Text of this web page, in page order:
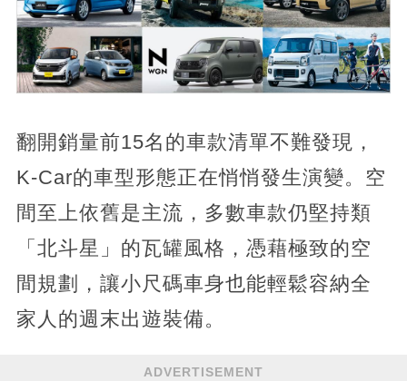
翻開銷量前15名的車款清單不難發現，
K-Car的車型形態正在悄悄發生演變。空
間至上依舊是主流，多數車款仍堅持類
「北斗星」的瓦罐風格，憑藉極致的空
間規劃，讓小尺碼車身也能輕鬆容納全
家人的週末出遊裝備。
ADVERTISEMENT